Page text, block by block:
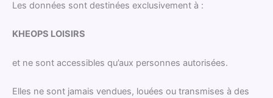
Les données sont destinées exclusivement à :
KHEOPS LOISIRS
et ne sont accessibles qu’aux personnes autorisées.
Elles ne sont jamais vendues, louées ou transmises à des